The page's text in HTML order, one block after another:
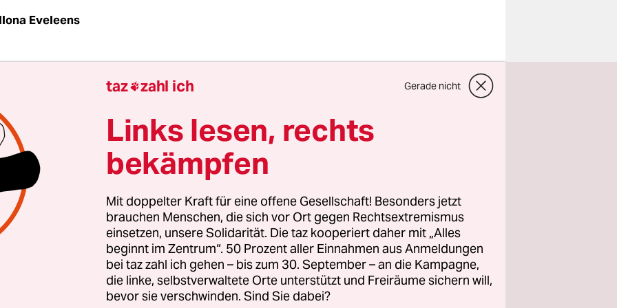
Eveleens
neue Schnellzuglinie: von Kenias Hauptstadt Nairobi in
Mombasa, Ostafrikas wichtigste Handelsroute. Die
einem chinesischen Konsortium für fast 4 Milliarden Euro
verläuft neben den alten Gleisen, die in der
verlegt wurden. Der alte Zug wurde in Kenia
genannt, weil der Bau dieser Strecke so verrückt
neuen Zug nennen viele jetzt schon „Lunatic Express 2“. taz-
Ilona Eveleens stieg ein.
7.15 Uhr
taz zahl ich Gerade nicht
Links lesen, rechts
bekämpfen
Mit doppelter Kraft für eine offene Gesellschaft! Besonders jetzt
brauchen Menschen, die sich vor Ort gegen Rechtsextremismus
einsetzen, unsere Solidarität. Die taz kooperiert daher mit „Alles
beginnt im Zentrum“. 50 Prozent aller Einnahmen aus Anmeldungen
bei taz zahl ich gehen – bis zum 30. September – an die Kampagne,
die linke, selbstverwaltete Orte unterstützt und Freiräume sichern will,
bevor sie verschwinden. Sind Sie dabei?